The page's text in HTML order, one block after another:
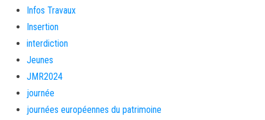
Infos Travaux
Insertion
interdiction
Jeunes
JMR2024
journée
journées européennes du patrimoine